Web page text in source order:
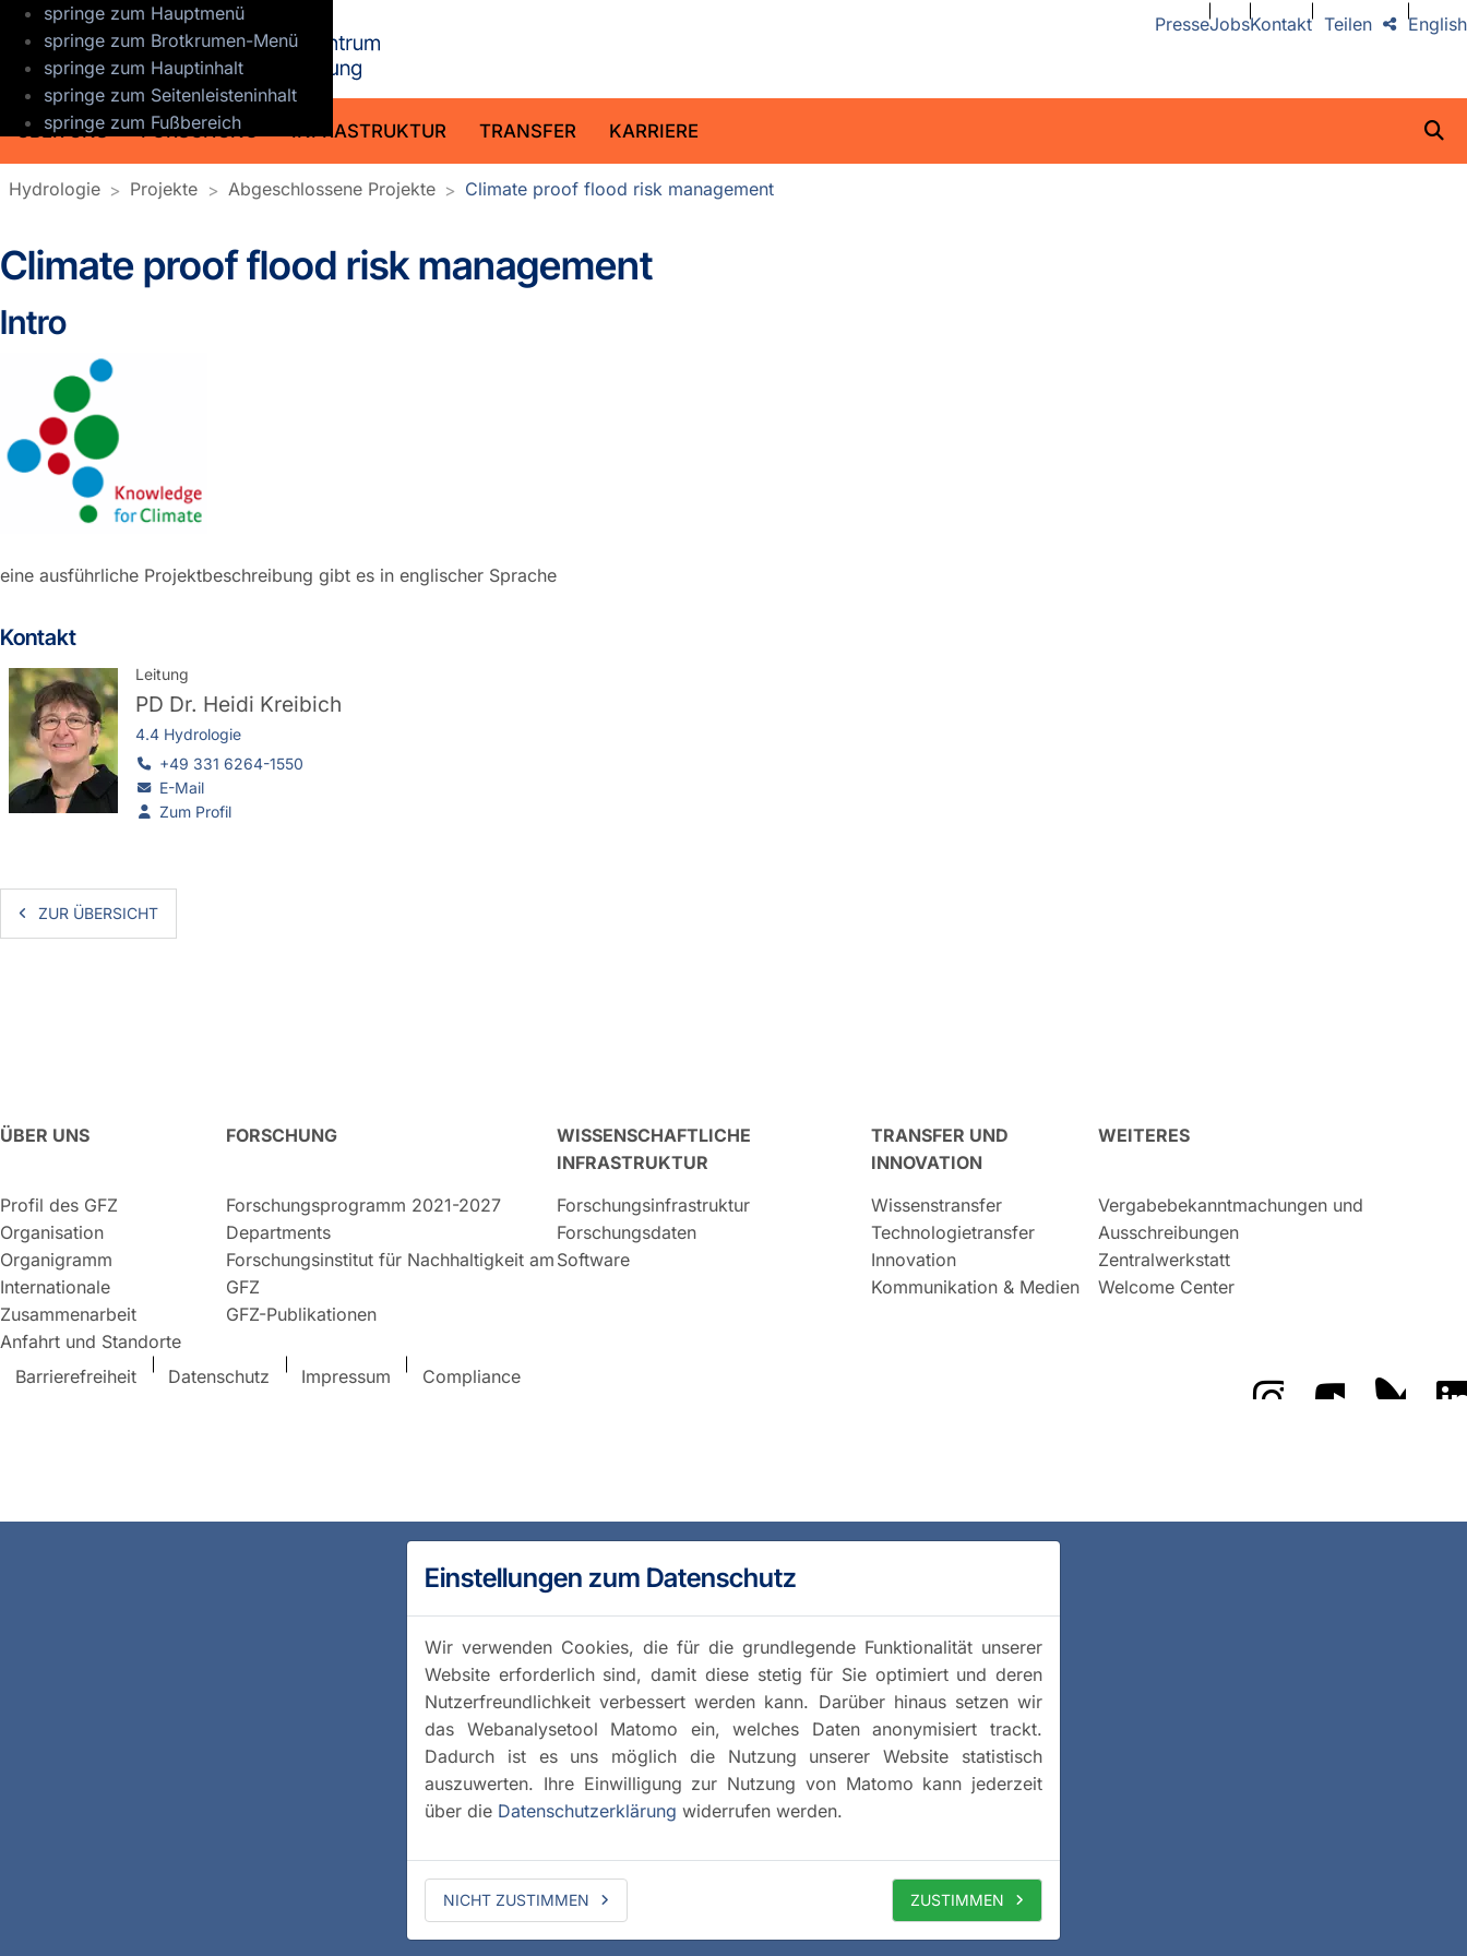
springe zum Hauptmenü
springe zum Brotkrumen-Menü
springe zum Hauptinhalt
springe zum Seitenleisteninhalt
springe zum Fußbereich
ÜBER UNS FORSCHUNG INFRASTRUKTUR TRANSFER KARRIERE
PresseJobsKontakt English
Teilen
Hydrologie Projekte Abgeschlossene Projekte Climate proof flood risk management
Climate proof flood risk management
Intro
eine ausführliche Projektbeschreibung gibt es in englischer Sprache
Kontakt
Leitung
PD Dr. Heidi Kreibich
4.4 Hydrologie
+49 331 6264-1550
E-Mail
Zum Profil
ZUR ÜBERSICHT
ÜBER UNS
Profil des GFZ
Organisation
Organigramm
Internationale
Zusammenarbeit
Anfahrt und Standorte
FORSCHUNG
Forschungsprogramm 2021-2027
Departments
Forschungsinstitut für Nachhaltigkeit am
GFZ
GFZ-Publikationen
WISSENSCHAFTLICHE
INFRASTRUKTUR
Forschungsinfrastruktur
Forschungsdaten
Software
TRANSFER UND
INNOVATION
Wissenstransfer
Technologietransfer
Innovation
Kommunikation & Medien
WEITERES
Vergabebekanntmachungen und
Ausschreibungen
Zentralwerkstatt
Welcome Center
Barrierefreiheit Datenschutz Impressum Compliance Das GFZ aufDas GFZ auf
Das
Einstellungen zum Datenschutz
Wir verwenden Cookies, die für die grundlegende Funktionalität unserer
Website erforderlich sind, damit diese stetig für Sie optimiert und deren
Nutzerfreundlichkeit verbessert werden kann. Darüber hinaus setzen wir
das Webanalysetool Matomo ein, welches Daten anonymisiert trackt.
Dadurch ist es uns möglich die Nutzung unserer Website statistisch
auszuwerten. Ihre Einwilligung zur Nutzung von Matomo kann jederzeit
über die Datenschutzerklärung widerrufen werden.
NICHT ZUSTIMMEN ZUSTIMMEN